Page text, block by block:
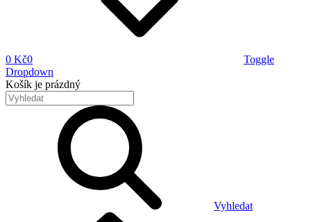
0 Kč0
Toggle
Dropdown
Košík je prázdný
Vyhledat